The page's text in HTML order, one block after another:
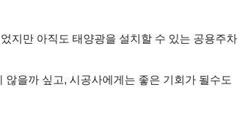
지만 아직도 태양광을 설치할 수 있는 공용주차
을까 싶고, 시공사에게는 좋은 기회가 될수도